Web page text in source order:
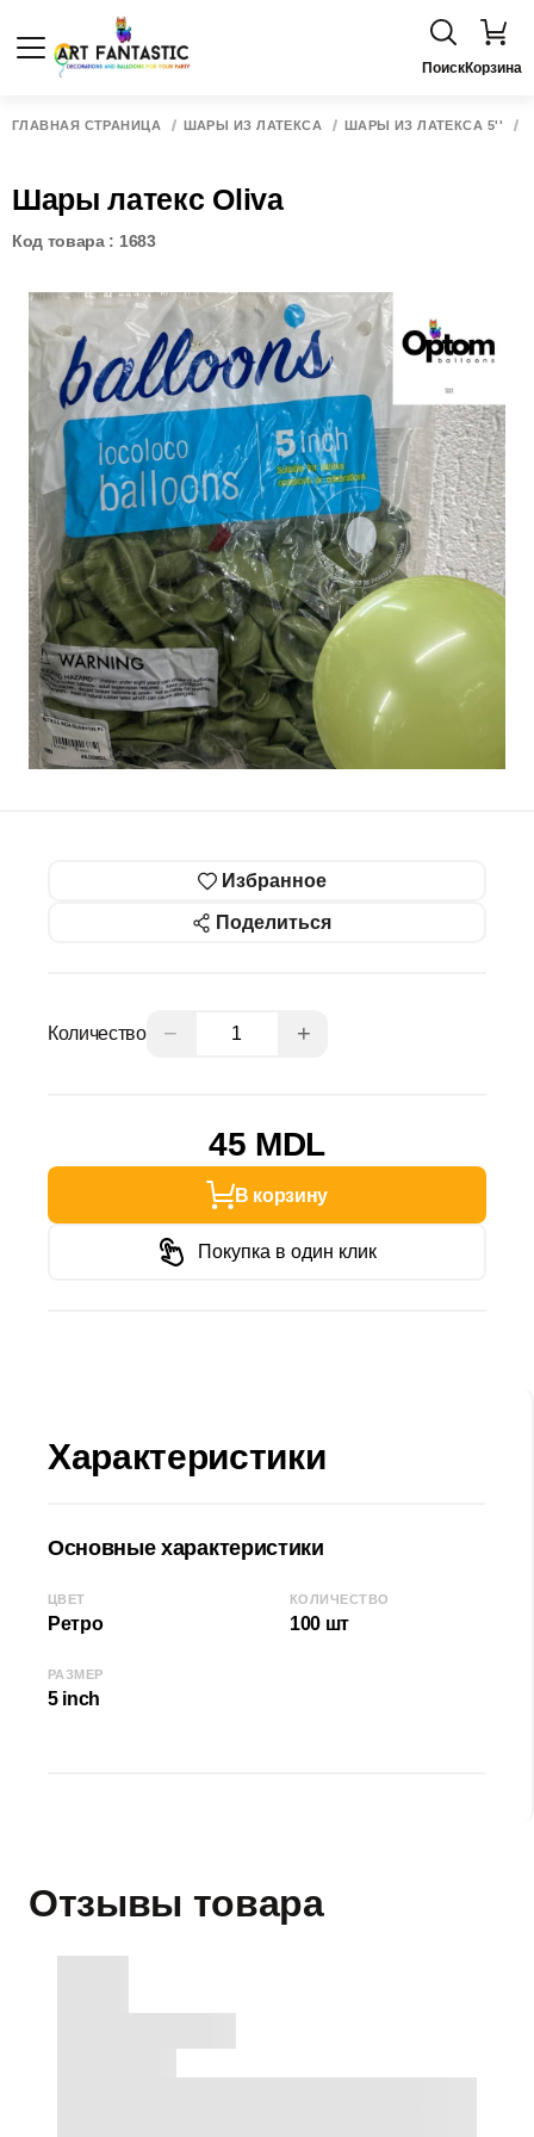
ПоискКорзина
ГЛАВНАЯ СТРАНИЦА ШАРЫ ИЗ ЛАТЕКСА ШАРЫ ИЗ ЛАТЕКСА 5''
Шары латекс Oliva
Код товара : 1683
Избранное
Поделиться
Количество − +
45 MDL
В корзину
Покупка в один клик
Характеристики
Основные характеристики
ЦВЕТ
Ретро
КОЛИЧЕСТВО
100 шт
РАЗМЕР
5 inch
Отзывы товара